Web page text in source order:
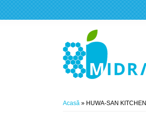
Eşti aici
Acasă » HUWA-SAN KITCHEN